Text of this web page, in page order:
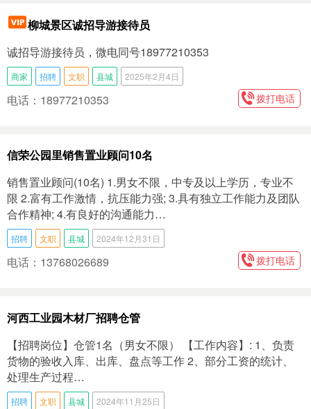
柳城景区诚招导游接待员
诚招导游接待员，微电同号18977210353
商家 招聘 文职 县城 2025年2月4日
电话：18977210353 拨打电话
信荣公园里销售置业顾问10名
销售置业顾问(10名) 1.男女不限，中专及以上学历，专业不
限 2.富有工作激情，抗压能力强; 3.具有独立工作能力及团队
合作精神; 4.有良好的沟通能力…
招聘 文职 县城 2024年12月31日
电话：13768026689 拨打电话
河西工业园木材厂招聘仓管
【招‮岗聘‬位】仓管1名（男女不限） 【工作内容】: 1、负责
货物‮验的‬收入库、出库、盘点‮工等‬作 2、部分‮资工‬的统计、
处理生‮过产‬程…
招聘 文职 县城 2024年11月25日